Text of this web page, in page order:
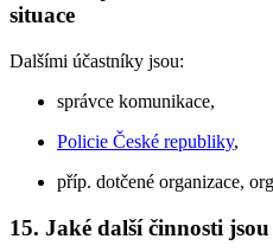
situace
Dalšími účastníky jsou:
správce komunikace,
Policie České republiky,
příp. dotčené organizace,
15. Jaké další činnosti